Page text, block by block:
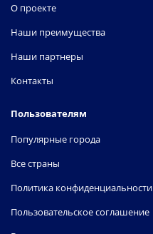
О проекте
Наши преимущества
Наши партнеры
Контакты
Пользователям
Популярные города
Все страны
Политика конфиденциальности
Пользовательское соглашение